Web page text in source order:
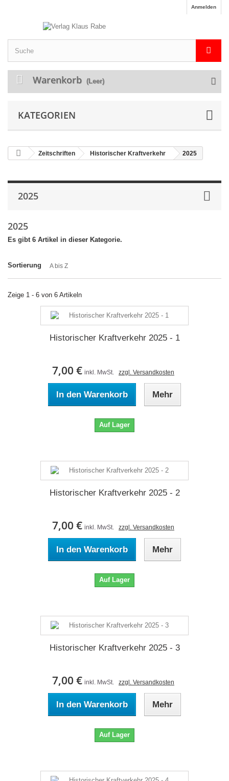
Anmelden
Warenkorb (Leer)
KATEGORIEN
Zeitschriften Historischer Kraftverkehr 2025
2025
2025
Es gibt 6 Artikel in dieser Kategorie.
Sortierung A bis Z
Zeige 1 - 6 von 6 Artikeln
Historischer Kraftverkehr 2025 - 1
7,00 € inkl. MwSt. zzgl. Versandkosten
In den Warenkorb Mehr
Auf Lager
Historischer Kraftverkehr 2025 - 2
7,00 € inkl. MwSt. zzgl. Versandkosten
In den Warenkorb Mehr
Auf Lager
Historischer Kraftverkehr 2025 - 3
7,00 € inkl. MwSt. zzgl. Versandkosten
In den Warenkorb Mehr
Auf Lager